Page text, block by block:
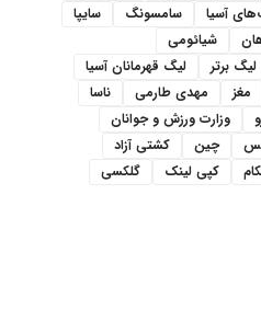
آسیا سامسونگ
سایپا
شیائومی
لیگ برتر
لیگ قهرمانان آسیا
مغز مهدی طارمی
ناسا
وزارت ورزش و جوانان
چین
کشتی آزاد
کپی لینک
گلکسی